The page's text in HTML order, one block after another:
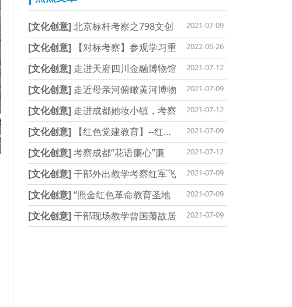
[文化创意]北京标杆考察之798文创 2021-07-09
[文化创意] 【对标考察】参观学习重 2022-06-26
[文化创意] 走进天府四川金融博物馆 2021-07-12
[文化创意] 走近母亲河俯瞰黄河博物 2021-07-09
[文化创意] 走进成都她妆小镇，考察 2021-07-12
[文化创意] 【红色党建教育】--红旗渠 2021-07-09
[文化创意]考察成都“花语廉心”廉 2021-07-12
[文化创意]干部外出教学考察红军飞 2021-07-09
[文化创意]“照金红色革命教育圣地 2021-07-09
[文化创意]干部现场教学曾国藩故居 2021-07-09